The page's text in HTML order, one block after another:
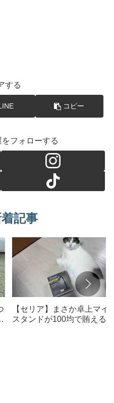
する
コピー
フォローする
記事
【セリア】まさか卓上マイ
スタンドが100均で賄えるな